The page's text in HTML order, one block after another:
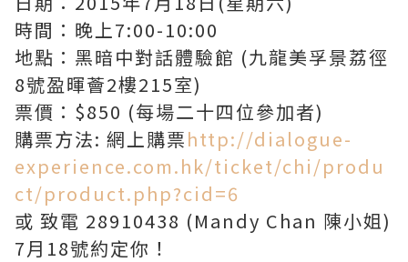
時間：晚上7:00-10:00
地點：黑暗中對話體驗館 (九龍美孚景荔徑
8號盈暉薈2樓215室)
票價：$850 (每場二十四位參加者)
購票方法: 網上購票http://dialogue-
experience.com.hk/ticket/chi/produ
ct/product.php?cid=6
或 致電 28910438 (Mandy Chan 陳小姐)
7月18號約定你！